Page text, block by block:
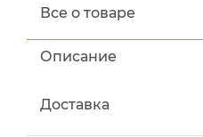
Все о товаре
Описание
Доставка